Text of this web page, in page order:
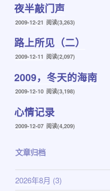
于
夜半敲门声
发
于
2009-12-21 阅读(3,263)
路上所见（二）
发
于
2009-12-11 阅读(2,097)
2009，冬天的海南
发
于
2009-12-10 阅读(3,198)
心情记录
发
2009-12-07 阅读(4,209)
文章归档
2026年8月 (3)